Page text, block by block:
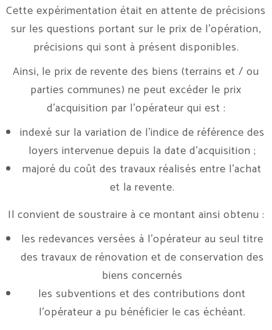
Cette expérimentation était en attente de précisions
sur les questions portant sur le prix de l’opération,
précisions qui sont à présent disponibles.
Ainsi, le prix de revente des biens (terrains et / ou
parties communes) ne peut excéder le prix
d’acquisition par l’opérateur qui est :
indexé sur la variation de l’indice de référence des
loyers intervenue depuis la date d’acquisition ;
majoré du coût des travaux réalisés entre l’achat
et la revente.
Il convient de soustraire à ce montant ainsi obtenu :
les redevances versées à l’opérateur au seul titre
des travaux de rénovation et de conservation des
biens concernés
les subventions et des contributions dont
l’opérateur a pu bénéficier le cas échéant.